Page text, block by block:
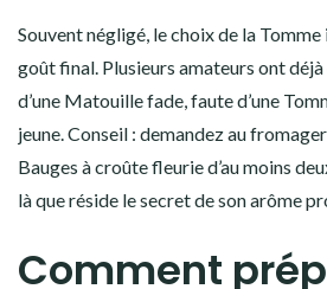
Souvent négligé, le choix de la
goût final. Plusieurs amateurs ont
d’une Matouille fade, faute d’une
jeune. Conseil : demandez au
Bauges à croûte fleurie d’au moins
là que réside le secret de son arôme
Comment